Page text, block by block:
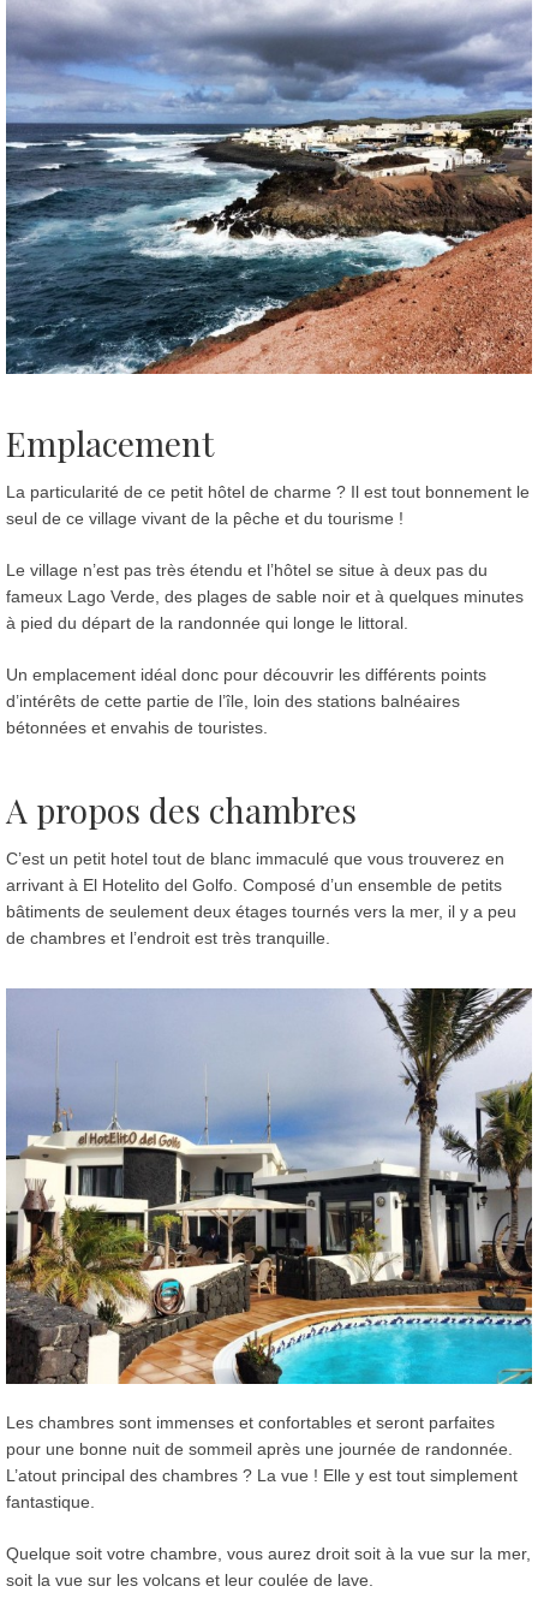
Emplacement
La particularité de ce petit hôtel de charme ? Il est tout bonnement le
seul de ce village vivant de la pêche et du tourisme !
Le village n’est pas très étendu et l’hôtel se situe à deux pas du
fameux Lago Verde, des plages de sable noir et à quelques minutes
à pied du départ de la randonnée qui longe le littoral.
Un emplacement idéal donc pour découvrir les différents points
d’intérêts de cette partie de l’île, loin des stations balnéaires
bétonnées et envahis de touristes.
A propos des chambres
C’est un petit hotel tout de blanc immaculé que vous trouverez en
arrivant à El Hotelito del Golfo. Composé d’un ensemble de petits
bâtiments de seulement deux étages tournés vers la mer, il y a peu
de chambres et l’endroit est très tranquille.
Les chambres sont immenses et confortables et seront parfaites
pour une bonne nuit de sommeil après une journée de randonnée.
L’atout principal des chambres ? La vue ! Elle y est tout simplement
fantastique.
Quelque soit votre chambre, vous aurez droit soit à la vue sur la mer,
soit la vue sur les volcans et leur coulée de lave.